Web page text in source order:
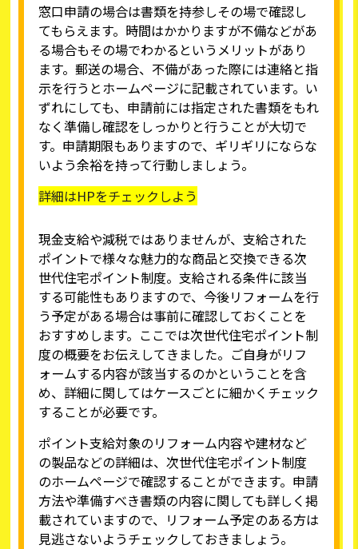
窓口申請の場合は書類を持参しその場で確認し
てもらえます。時間はかかりますが不備などがあ
る場合もその場でわかるというメリットがあり
ます。郵送の場合、不備があった際には連絡と指
示を行うとホームページに記載されています。い
ずれにしても、申請前には指定された書類をもれ
なく準備し確認をしっかりと行うことが大切で
す。申請期限もありますので、ギリギリにならな
いよう余裕を持って行動しましょう。
詳細はHPをチェックしよう
現金支給や減税ではありませんが、支給された
ポイントで様々な魅力的な商品と交換できる次
世代住宅ポイント制度。支給される条件に該当
する可能性もありますので、今後リフォームを行
う予定がある場合は事前に確認しておくことを
おすすめします。ここでは次世代住宅ポイント制
度の概要をお伝えしてきました。ご自身がリフ
ォームする内容が該当するのかということを含
め、詳細に関してはケースごとに細かくチェック
することが必要です。
ポイント支給対象のリフォーム内容や建材など
の製品などの詳細は、次世代住宅ポイント制度
のホームページで確認することができます。申請
方法や準備すべき書類の内容に関しても詳しく掲
載されていますので、リフォーム予定のある方は
見逃さないようチェックしておきましょう。